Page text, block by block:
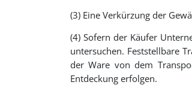
(3) Eine Verkürzung der
(4) Sofern der Käufer
untersuchen. Feststellbare
der Ware von dem
Entdeckung erfolgen.